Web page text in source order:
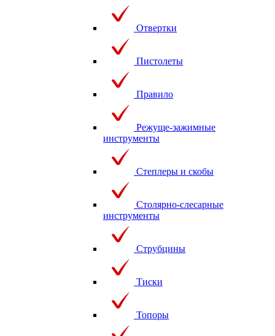
Отвертки
Пистолеты
Правило
Режуще-зажимные
инструменты
Степлеры и скобы
Столярно-слесарные
инструменты
Струбцины
Тиски
Топоры